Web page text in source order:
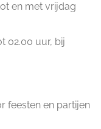
en met vrijdag
02.00 uur, bij
feesten en partijen